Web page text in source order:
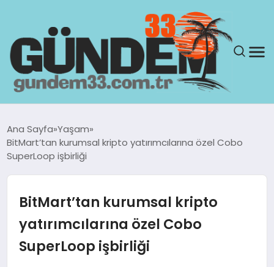
GÜNDEM
TEKNOLOJI
Ana Sayfa Yaşam
BitMart’tan kurumsal kripto yatırımcılarına özel Cobo
SuperLoop işbirliği
BitMart’tan kurumsal kripto
yatırımcılarına özel Cobo
SuperLoop işbirliği